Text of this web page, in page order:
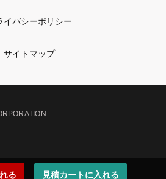
る 見積カートに入れる
イバシーポリシー
サイトマップ